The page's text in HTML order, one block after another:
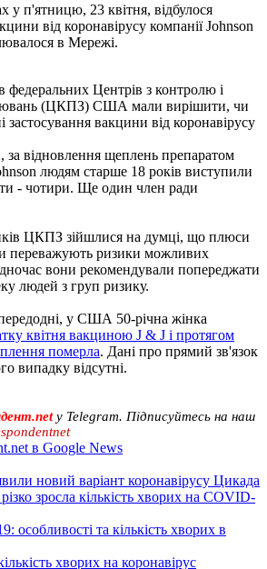
п'ятницю, 23 квітня, відбулося
від коронавірусу компанії Johnson
в Мережі.
федеральних Центрів з контролю і
(ЦКПЗ) США мали вирішити, чи
застосування вакцини від коронавірусу
за відновлення щеплень препаратом
людям старше 18 років виступили
- чотири. Ще один член ради
ЦКПЗ зійшлися на думці, що плюси
переважують ризики можливих
вони рекомендували попереджати
людей з груп ризику.
у США 50-річна жінка
квітня вакциною J & J і протягом
померла. Дані про прямий зв'язок
випадку відсутні.
у Telegram. Підписуйтесь на наш
в Google News
новий варіант коронавірусу Цикада
зросла кількість хворих на COVID-
та кількість хворих в
хворих на коронавірус